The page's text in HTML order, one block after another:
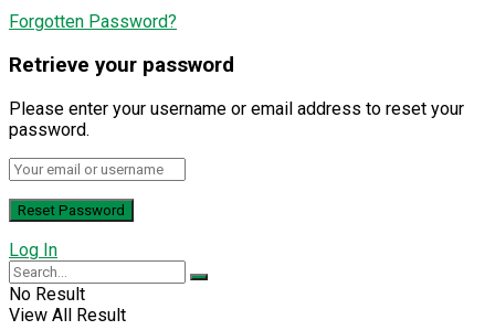
Forgotten Password?
Retrieve your password
Please enter your username or email address to reset your
password.
Log In
No Result
View All Result